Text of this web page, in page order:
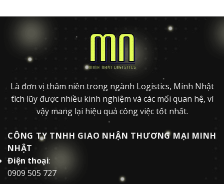
Là đơn vị thâm niên trong ngành Logistics, Minh Nhật
tích lũy được nhiều kinh nghiệm và các mối quan hệ, vì
vậy mang lại hiệu quả công việc tốt nhất.
CÔNG TY TNHH GIAO NHẬN THƯƠNG MẠI MINH
NHẬT
Điện thoại:
0909 505 727